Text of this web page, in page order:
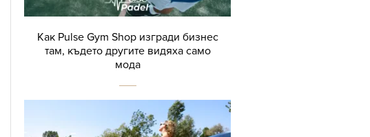
Как Pulse Gym Shop изгради бизнес
там, където другите видяха само
мода